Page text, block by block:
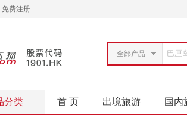
免费注册
全部产品
分类 首 页 出境旅游 国内